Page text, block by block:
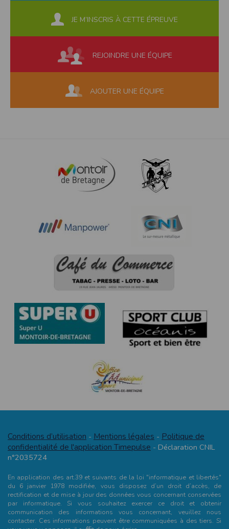
JE M’INSCRIS À CETTE ÉPREUVE
REJOINDRE UNE ÉQUIPE
AJOUTER UNE ÉQUIPE
Conditions d’utilisation - Mentions légales - Politique de
confidentialité de l'application Timepulse - Déclaration CNIL
n°2035724
En application des art.39 et suivants de la loi "informatique et libertés"
du 6 janvier 1978 modifiée, vous disposez d’un droit d’accès, de
rectification et de mise à jour des données vous concernant conservées
par informatique. Si vous souhaitez exercer ce droit et obtenir
communication des informations vous concernant, veuillez nous
contacter. Ces informations peuvent être communiquées à des tiers. Si